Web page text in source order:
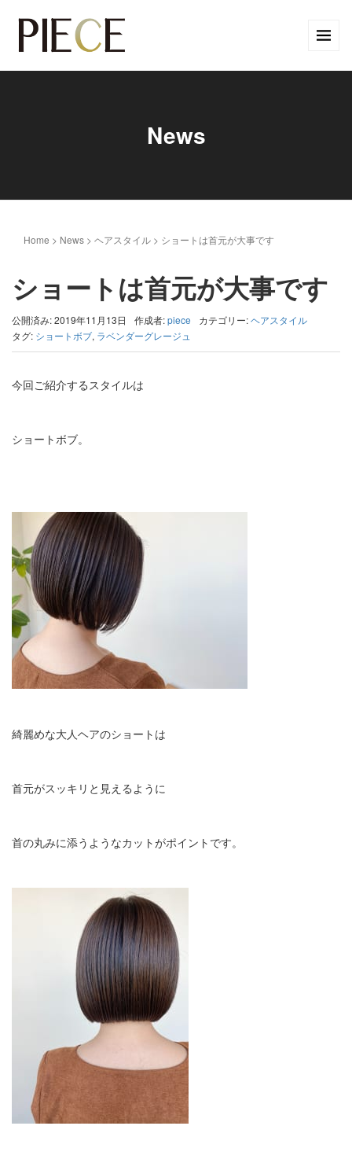
News
Home > News > ヘアスタイル > ショートは首元が大事です
ショートは首元が大事です
公開済み: 2019年11月13日 作成者:piece カテゴリー:ヘアスタイル
タグ: ショートボブ, ラベンダーグレージュ
今回ご紹介するスタイルは
ショートボブ。
綺麗めな大人ヘアのショートは
首元がスッキリと見えるように
首の丸みに添うようなカットがポイントです。